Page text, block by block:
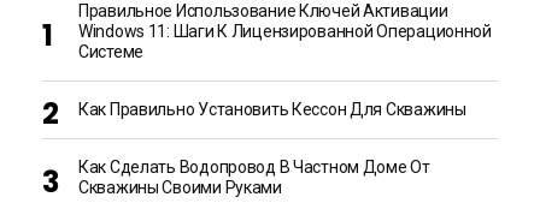
Правильное Использование Ключей Активации
Windows 11: Шаги К Лицензированной Операционной
Системе
Как Правильно Установить Кессон Для Скважины
Как Сделать Водопровод В Частном Доме От
Скважины Своими Руками